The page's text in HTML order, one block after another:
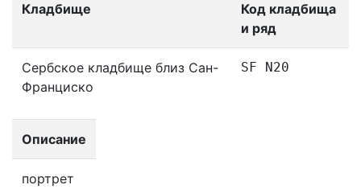
Кладбище
Код кладбища
и ряд
Сербское кладбище близ Сан-
Франциско
SF N20
Описание
портрет